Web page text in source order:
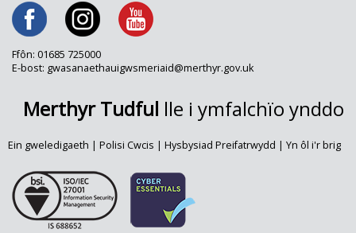
Ffôn: 01685 725000
E-bost: gwasanaethauigwsmeriaid@merthyr.gov.uk
Merthyr Tudful lle i ymfalchïo ynddo
Ein gweledigaeth | Polisi Cwcis | Hysbysiad Preifatrwydd | Yn ôl i'r brig